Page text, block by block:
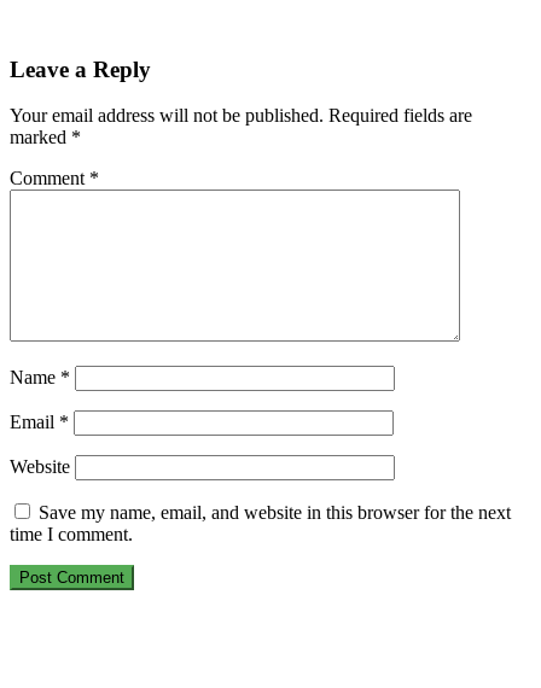
Leave a Reply
Your email address will not be published. Required fields are
marked *
Comment *
Name *
Email *
Website
Save my name, email, and website in this browser for the next
time I comment.